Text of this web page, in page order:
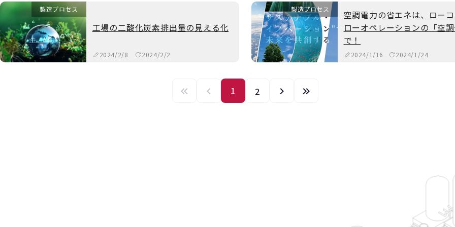
製造プロセス
工場の二酸化炭素排出量の見える化
2024/2/8 2024/2/2
製造プロセス
空調電力の省エネは、ローコ
ローオペレーションの「空調
で！
2024/1/16 2024/1/24
1 2